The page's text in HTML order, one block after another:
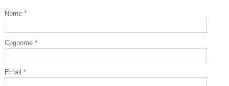
Nome *
Cognome *
Email *